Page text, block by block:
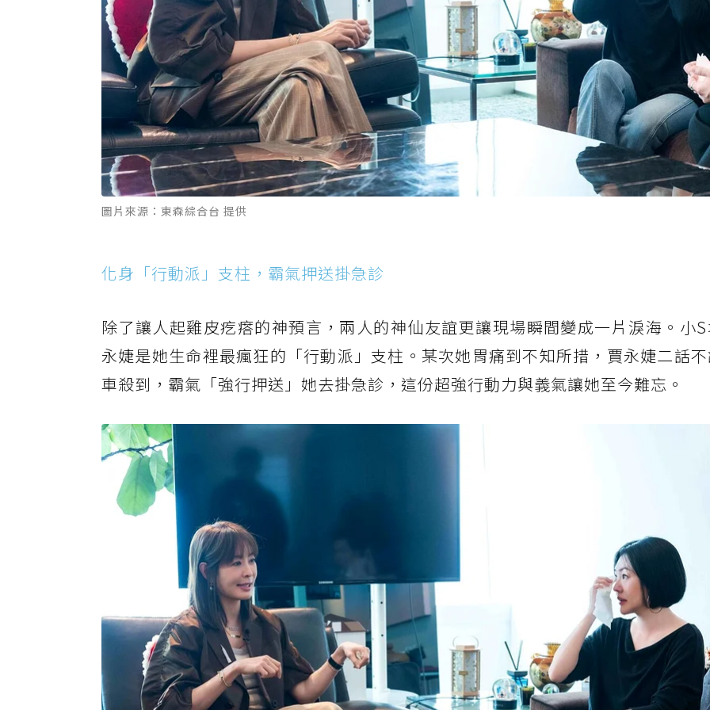
圖片來源：東森綜合台 提供
化身「行動派」支柱，霸氣押送掛急診
除了讓人起雞皮疙瘩的神預言，兩人的神仙友誼更讓現場瞬間變成一片淚海。小
永婕是她生命裡最瘋狂的「行動派」支柱。某次她胃痛到不知所措，賈永婕二話
車殺到，霸氣「強行押送」她去掛急診，這份超強行動力與義氣讓她至今難忘。